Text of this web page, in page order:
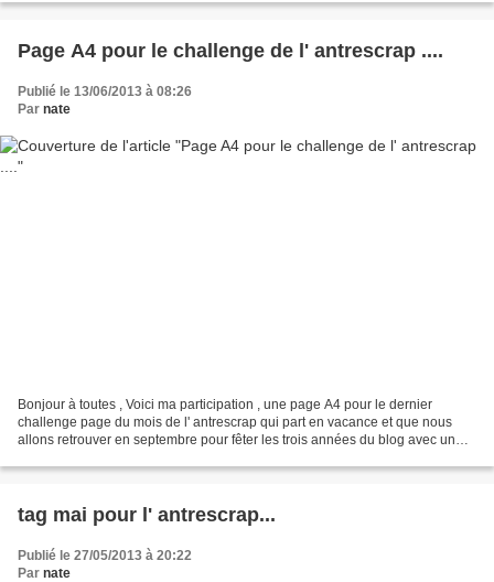
Page A4 pour le challenge de l' antrescrap ....
Publié le 13/06/2013 à 08:26
Par nate
Bonjour à toutes , Voici ma participation , une page A4 pour le dernier
challenge page du mois de l' antrescrap qui part en vacance et que nous
allons retrouver en septembre pour fêter les trois années du blog avec un
tag mai pour l' antrescrap...
Publié le 27/05/2013 à 20:22
Par nate